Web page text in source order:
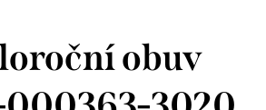
obuv